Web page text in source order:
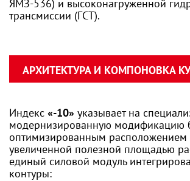
ЯМЗ-536) и высоконагруженной
трансмиссии (ГСТ).
АРХИТЕКТУРА И КОМПОНОВКА
Индекс «-10» указывает на
модернизированную модификацию
оптимизированным расположением
увеличенной полезной площадью
единый силовой модуль
контуры: